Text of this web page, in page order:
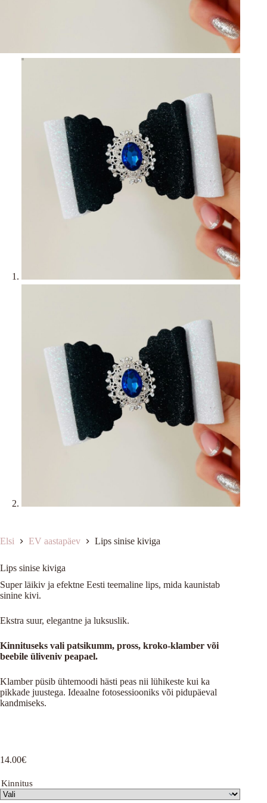
Elsi EV aastapäev Lips sinise kiviga
Lips sinise kiviga
Super läikiv ja efektne Eesti teemaline lips, mida kaunistab
sinine kivi.
Ekstra suur, elegantne ja luksuslik.
Kinnituseks vali patsikumm, pross, kroko-klamber või
beebile üliveniv peapael.
Klamber püsib ühtemoodi hästi peas nii lühikeste kui ka
pikkade juustega. Ideaalne fotosessiooniks või pidupäeval
kandmiseks.
14.00€
Kinnitus